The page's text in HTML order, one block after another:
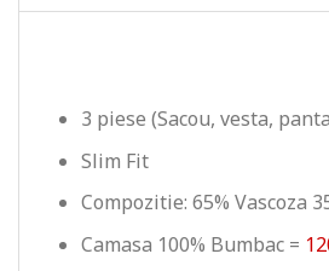
3 piese (Sacou, vesta,
Slim Fit
Compozitie: 65% Vascoza
Camasa 100% Bumbac =